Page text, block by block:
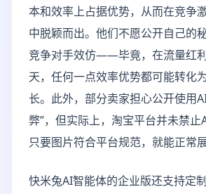
本和效率上占据优势，从而在竞争
中脱颖而出。他们不愿公开自己的
竞争对手效仿——毕竟，在流量红
天，任何一点效率优势都可能转化
长。此外，部分卖家担心公开使用
弊”，但实际上，淘宝平台并未禁止
只要图片符合平台规范，就能正常展
快米兔AI智能体的企业版还支持定